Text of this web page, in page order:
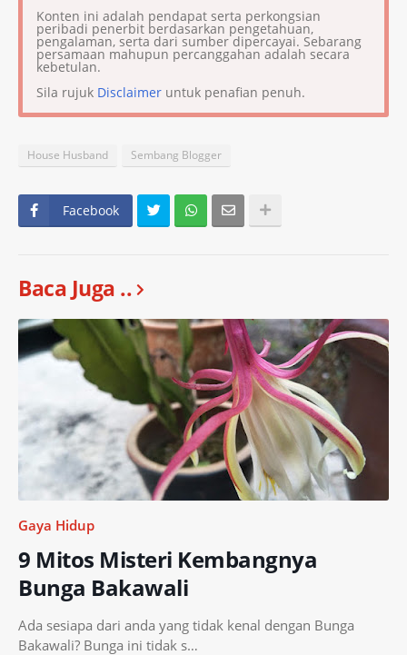
Konten ini adalah pendapat serta perkongsian
peribadi penerbit berdasarkan pengetahuan,
pengalaman, serta dari sumber dipercayai. Sebarang
persamaan mahupun percanggahan adalah secara
kebetulan.
Sila rujuk Disclaimer untuk penafian penuh.
House Husband Sembang Blogger
Facebook
Baca Juga ..
Gaya Hidup
9 Mitos Misteri Kembangnya
Bunga Bakawali
Ada sesiapa dari anda yang tidak kenal dengan Bunga
Bakawali? Bunga ini tidak s…